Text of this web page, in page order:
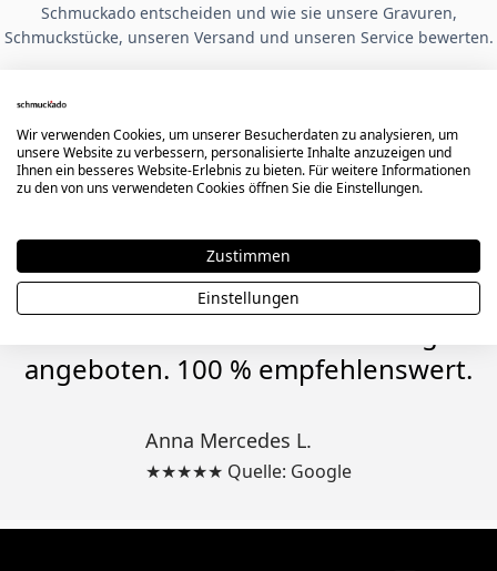
Schmuckado entscheiden und wie sie unsere Gravuren,
Schmuckstücke, unseren Versand und unseren Service bewerten.
Ausgewählte Google-
Bewertungen
Leider hat mir mein Ring nicht
gepasst, aber mir wurde ein 25 %
angeboten. 100 % empfehlenswert.
Anna Mercedes L.
★★★★★ Quelle: Google
Wir verwenden Cookies, um unserer Besucherdaten zu analysieren, um
unsere Website zu verbessern, personalisierte Inhalte anzuzeigen und
Ihnen ein besseres Website-Erlebnis zu bieten. Für weitere Informationen
zu den von uns verwendeten Cookies öffnen Sie die Einstellungen.
Zustimmen
Einstellungen